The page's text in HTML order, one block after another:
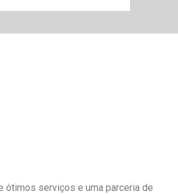
ótimos serviços e uma parceria de